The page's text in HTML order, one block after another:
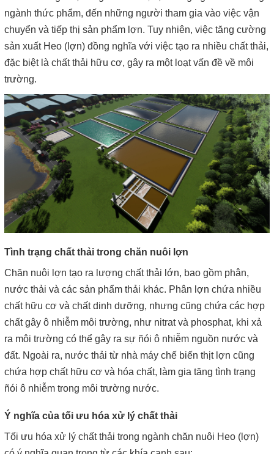
ngành thức phẩm, đến những người tham gia vào việc vận
chuyển và tiếp thị sản phẩm lợn. Tuy nhiên, việc tăng cường
sản xuất Heo (lợn) đồng nghĩa với việc tạo ra nhiều chất thải,
đặc biệt là chất thải hữu cơ, gây ra một loạt vấn đề về môi
trường.
Tình trạng chất thải trong chăn nuôi lợn
Chăn nuôi lợn tạo ra lượng chất thải lớn, bao gồm phân,
nước thải và các sản phẩm thải khác. Phân lợn chứa nhiều
chất hữu cơ và chất dinh dưỡng, nhưng cũng chứa các hợp
chất gây ô nhiễm môi trường, như nitrat và phosphat, khi xả
ra môi trường có thể gây ra sự ñói ô nhiễm nguồn nước và
đất. Ngoài ra, nước thải từ nhà máy chế biến thịt lợn cũng
chứa hợp chất hữu cơ và hóa chất, làm gia tăng tình trạng
ñói ô nhiễm trong môi trường nước.
Ý nghĩa của tối ưu hóa xử lý chất thải
Tối ưu hóa xử lý chất thải trong ngành chăn nuôi Heo (lợn)